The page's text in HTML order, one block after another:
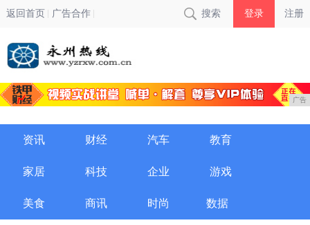
返回首页 广告合作 搜索 登录 注册
广告
资讯 财经 汽车 教育
家居 科技 企业 游戏
美食 商讯 时尚 数据